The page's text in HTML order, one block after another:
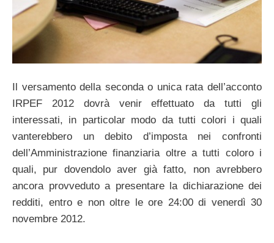
Il versamento della seconda o unica rata dell’acconto
IRPEF 2012 dovrà venir effettuato da tutti gli
interessati, in particolar modo da tutti colori i quali
vanterebbero un debito d’imposta nei confronti
dell’Amministrazione finanziaria oltre a tutti coloro i
quali, pur dovendolo aver già fatto, non avrebbero
ancora provveduto a presentare la dichiarazione dei
redditi, entro e non oltre le ore 24:00 di venerdì 30
novembre 2012.